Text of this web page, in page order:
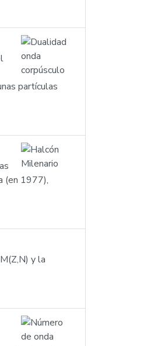
partículas
(en 1977),
y la